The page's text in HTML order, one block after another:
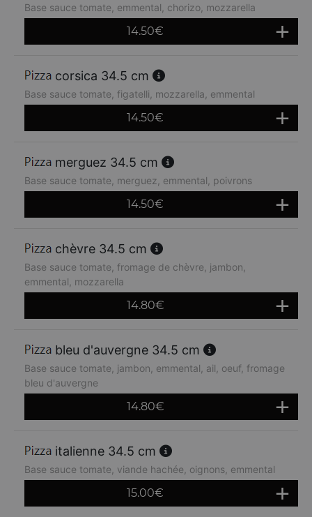
Base sauce tomate, emmental, chorizo, mozzarella
14.50€
corsica 34.5 cm
Base sauce tomate, figatelli, mozzarella, emmental
14.50€
merguez 34.5 cm
Base sauce tomate, merguez, emmental, poivrons
14.50€
chèvre 34.5 cm
Base sauce tomate, fromage de chèvre, jambon,
emmental, mozzarella
14.80€
bleu d'auvergne 34.5 cm
Base sauce tomate, jambon, emmental, ail, oeuf, fromage
bleu d'auvergne
14.80€
italienne 34.5 cm
Base sauce tomate, viande hachée, oignons, emmental
15.00€